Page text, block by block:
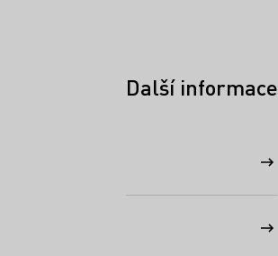
Další informace